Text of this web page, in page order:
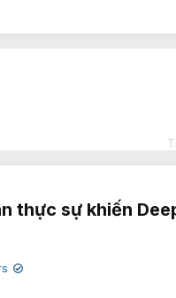
thực sự khiến
✔